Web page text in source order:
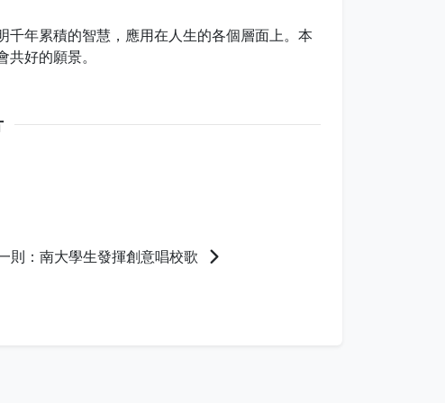
年累積的智慧，應用在人生的各個層面上。本
好的願景。
則：南大學生發揮創意唱校歌